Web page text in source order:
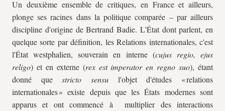
Un deuxième ensemble de critiques, en France et ailleurs,
plonge ses racines dans la politique comparée – par ailleurs
discipline d'origine de Bertrand Badie. L'État dont parlent, en
quelque sorte par définition, les Relations internationales, c'est
l'État westphalien, souverain en interne (cujus regio, ejus
religo) et en externe (rex est imperator en regno suo), étant
donné questricto sensu l'objet d'études « relations
internationales » existe depuis que les États modernes sont
apparus et ont commencé à multiplier des interactions